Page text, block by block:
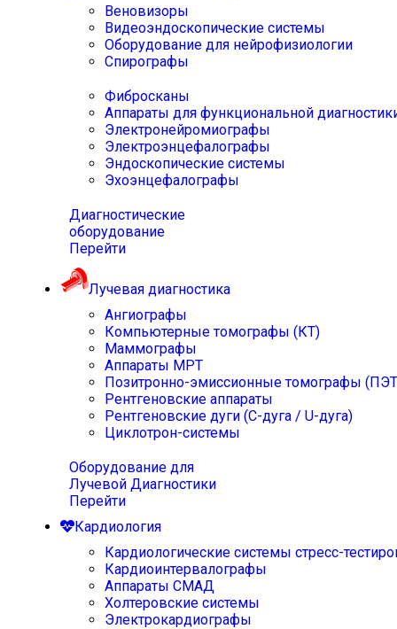
Веновизоры
Видеоэндоскопические системы
Оборудование для нейрофизиологии
Спирографы
Фибросканы
Аппараты для функциональной
Электронейромиографы
Электроэнцефалографы
Эндоскопические системы
Эхоэнцефалографы
Диагностические
оборудование
Перейти
Лучевая диагностика
Ангиографы
Компьютерные томографы (КТ)
Маммографы
Аппараты МРТ
Позитронно-эмиссионные томографы
Рентгеновские аппараты
Рентгеновские дуги (С-дуга / U-дуга)
Циклотрон-системы
Оборудование для
Лучевой Диагностики
Перейти
Кардиология
Кардиологические системы стресс-
Кардиоинтервалографы
Аппараты СМАД
Холтеровские системы
Электрокардиографы